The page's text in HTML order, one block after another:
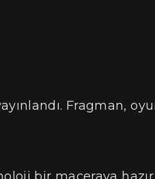
Fragman,